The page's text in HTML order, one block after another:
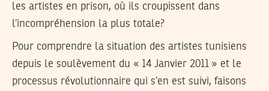
les artistes en prison, où ils croupissent dans
l’incompréhension la plus totale?
Pour comprendre la situation des artistes tunisiens
depuis le soulèvement du « 14 Janvier 2011 » et le
processus révolutionnaire qui s’en est suivi, faisons